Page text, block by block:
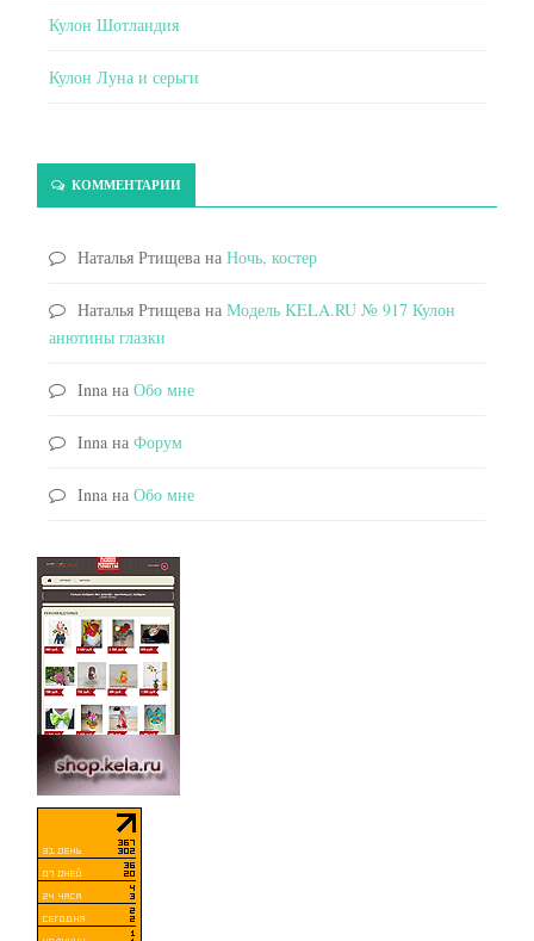
Кулон Шотландия
Кулон Луна и серьги
КОММЕНТАРИИ
Наталья Ртищева на Ночь, костер
Наталья Ртищева на Модель KELA.RU № 917 Кулон
анютины глазки
Inna на Обо мне
Inna на Форум
Inna на Обо мне